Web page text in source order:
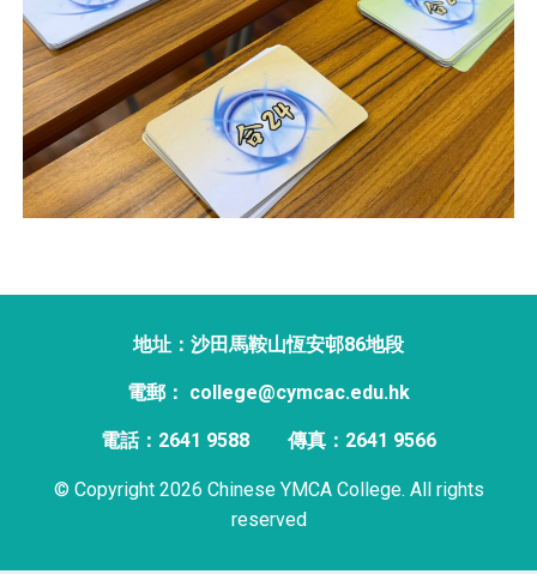
地址：沙田馬鞍山恆安邨86地段
電郵： college@cymcac.edu.hk
電話：2641 9588 傳真：2641 9566
© Copyright 2026 Chinese YMCA College. All rights
reserved